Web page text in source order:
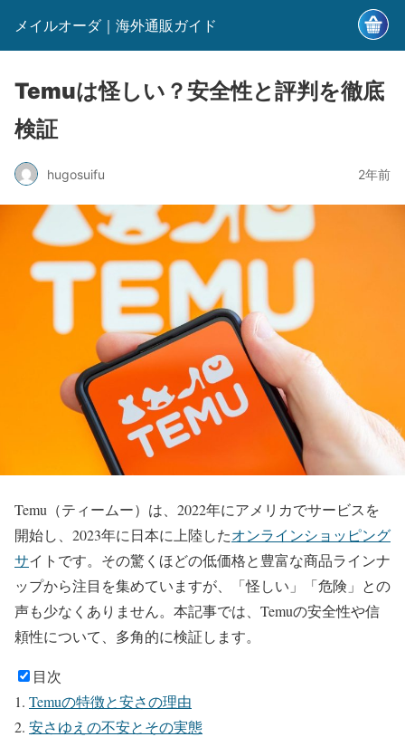
メイルオーダ｜海外通販ガイド
Temuは怪しい？安全性と評判を徹底
検証
hugosuifu 2年前
Temu（ティームー）は、2022年にアメリカでサービスを
開始し、2023年に日本に上陸したオンラインショッピング
サイトです。その驚くほどの低価格と豊富な商品ラインナ
ップから注目を集めていますが、「怪しい」「危険」との
声も少なくありません。本記事では、Temuの安全性や信
頼性について、多角的に検証します。
目次
Temuの特徴と安さの理由
安さゆえの不安とその実態